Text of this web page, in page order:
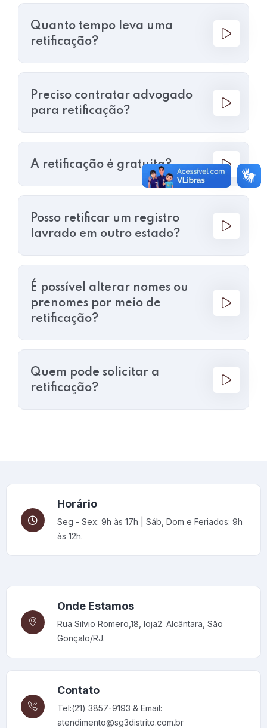
Quanto tempo leva uma
retificação?
Preciso contratar advogado
para retificação?
A retificação é gratuita?
Posso retificar um registro
lavrado em outro estado?
É possível alterar nomes ou
prenomes por meio de
retificação?
Quem pode solicitar a
retificação?
Horário
Seg - Sex: 9h às 17h | Sáb, Dom e Feriados: 9h
às 12h.
Onde Estamos
Rua Silvio Romero,18, loja2. Alcântara, São
Gonçalo/RJ.
Contato
Tel:(21) 3857-9193 & Email:
atendimento@sg3distrito.com.br